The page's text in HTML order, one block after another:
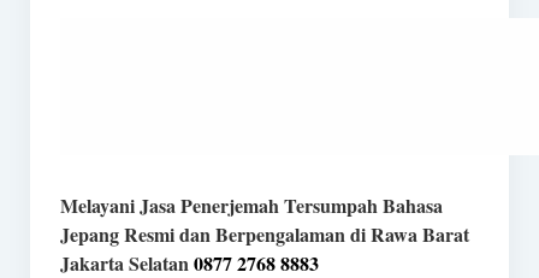
Melayani Jasa Penerjemah Tersumpah Bahasa
Jepang Resmi dan Berpengalaman di Rawa Barat
Jakarta Selatan 0877 2768 8883